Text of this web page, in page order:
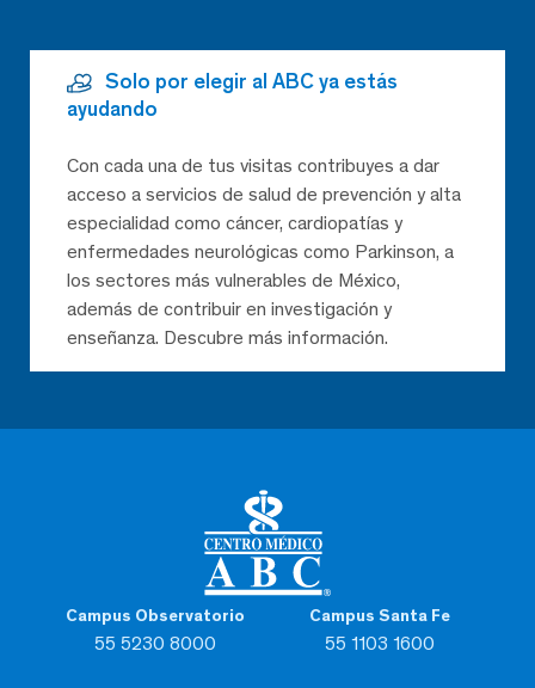
Campus Observatorio
55 5230 8000
Campus Santa Fe
55 1103 1600
Solo por elegir al ABC ya estás
ayudando
Con cada una de tus visitas contribuyes a dar
acceso a servicios de salud de prevención y alta
especialidad como cáncer, cardiopatías y
enfermedades neurológicas como Parkinson, a
los sectores más vulnerables de México,
además de contribuir en investigación y
enseñanza. Descubre más información.